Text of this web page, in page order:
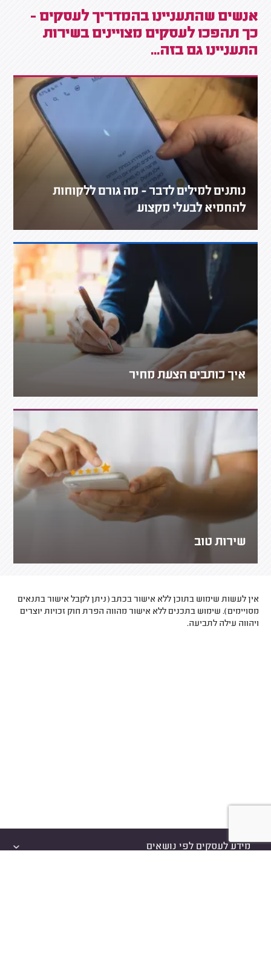
אנשים שהתעניינו בהמדריך לעסקים -
כך תהפכו לעסקים מצויינים בשירות
התעניינו גם בזה...
נותנים למילים לדבר - מה גורם ללקוחות
להחמיא לבעלי מקצוע
איך כותבים הצעת מחיר
שירות טוב
אין לעשות שימוש בתוכן ללא אישור בכתב (ניתן לקבל אישור בתנאים
מסויימים). שימוש בתכנים ללא אישור מהווה הפרת חוק זכויות יוצרים
ויהווה עילה לתביעה.
מידע לעסקים לפי נושאים